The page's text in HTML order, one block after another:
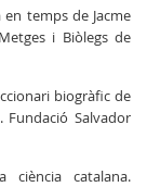
temps de Jacme
i Biòlegs de
biogràfic de
Fundació Salvador
ciència catalana.